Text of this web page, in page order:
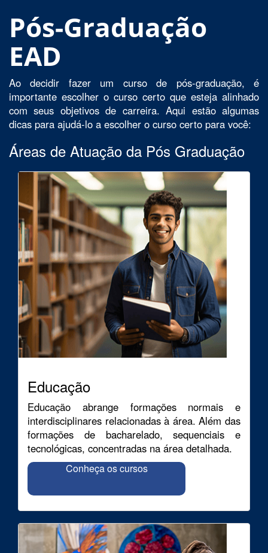
Pós-Graduação
EAD
Ao decidir fazer um curso de pós-graduação, é
importante escolher o curso certo que esteja alinhado
com seus objetivos de carreira. Aqui estão algumas
dicas para ajudá-lo a escolher o curso certo para você:
Áreas de Atuação da Pós Graduação
Educação
Educação abrange formações normais e
interdisciplinares relacionadas à área. Além das
formações de bacharelado, sequenciais e
tecnológicas, concentradas na área detalhada.
Conheça os cursos